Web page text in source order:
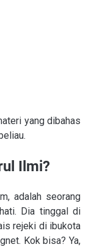
yang dibahas
Ilmi?
adalah seorang
Dia tinggal di
rejeki di ibukota
Kok bisa? Ya,